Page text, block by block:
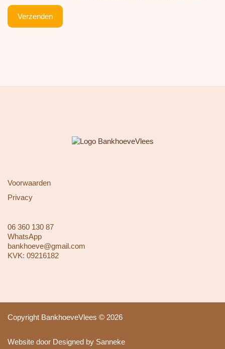
Verzenden
Voorwaarden
Privacy
06 360 130 87
WhatsApp
bankhoeve@gmail.com
KVK: 09216182
Copyright BankhoeveVlees © 2026
Website door Designed by Sanneke